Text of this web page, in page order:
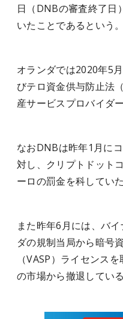
日（DNBの審査終了日
いたことであるという。
オランダでは2020年5
びテロ資金供与防止法
産サービスプロバイダ
なおDNBは昨年1月に
対し、クリプトドット
ーロの罰金を科していた
また昨年6月には、バ
ダの規制当局から暗号
（VASP）ライセンス
の市場から撤退している